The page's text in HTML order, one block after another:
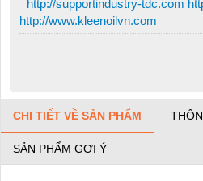
http://supportindustry-tdc.com
http://www.kleenoilvn.com
CHI TIẾT VỀ SẢN PHẨM
SẢN PHẨM GỢI Ý